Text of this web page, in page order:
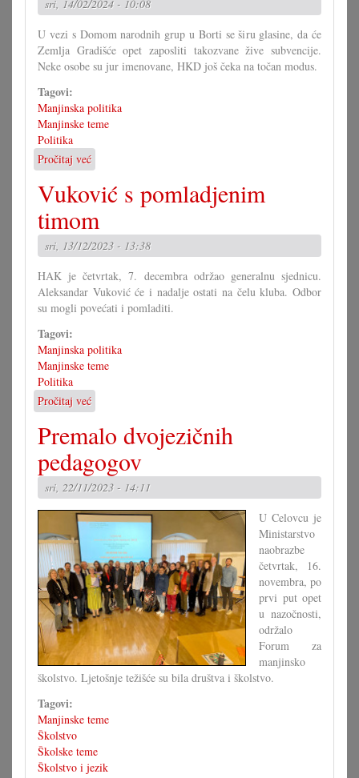
sri, 14/02/2024 - 10:08
U vezi s Domom narodnih grup u Borti se širu glasine, da će
Zemlja Gradišće opet zaposliti takozvane žive subvencije.
Neke osobe su jur imenovane, HKD još čeka na točan modus.
Tagovi:
Manjinska politika
Manjinske teme
Politika
Pročitaj već
Ćedu
se
pojaviti
opet
žive
subvencije?
Vuković s pomladjenim
timom
sri, 13/12/2023 - 13:38
HAK je četvrtak, 7. decembra održao generalnu sjednicu.
Aleksandar Vuković će i nadalje ostati na čelu kluba. Odbor
su mogli povećati i pomladiti.
Tagovi:
Manjinska politika
Manjinske teme
Politika
Pročitaj već
Vuković
s
pomladjenim
timom
Premalo dvojezičnih
pedagogov
sri, 22/11/2023 - 14:11
U Celovcu je
Ministarstvo
naobrazbe
četvrtak, 16.
novembra, po
prvi put opet
u nazočnosti,
održalo
Forum za
manjinsko
školstvo. Ljetošnje težišće su bila društva i školstvo.
Tagovi:
Manjinske teme
Školstvo
Školske teme
Školstvo i jezik